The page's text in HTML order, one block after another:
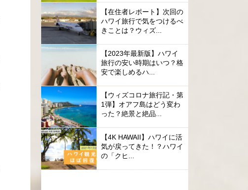
【在住者レポート】次回の
ハワイ旅行で気をつけるべ
きことは？ウィズ...
【2023年最新版】ハワイ
旅行の安い時期はいつ？格
安で楽しめるハ...
【ウィズコロナ旅行記・第
1弾】オアフ島はどう変わ
った？絶景と絶品...
【4K HAWAII】ハワイに活
気が戻ってきた！？ハワイ
の「クヒ...